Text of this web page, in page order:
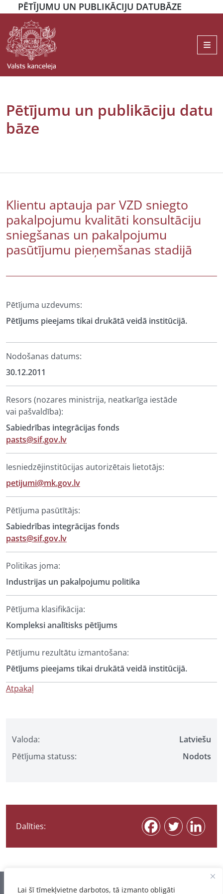
Lai šī tīmekļvietne darbotos, tā izmanto obligāti
PĒTĪJUMU UN PUBLIKĀCIJU DATUBĀZE
Pētījumu un publikāciju datu
bāze
Valoda:
Latviešu
Pētījuma statuss:
Nodots
Dalīties:
Klientu aptauja par VZD sniegto
pakalpojumu kvalitāti konsultāciju
sniegšanas un pakalpojumu
pasūtījumu pieņemšanas stadijā
Pētījuma uzdevums:
Pētījums pieejams tikai drukātā veidā institūcijā.
Nodošanas datums:
30.12.2011
Resors (nozares ministrija, neatkarīga iestāde
vai pašvaldība):
Sabiedrības integrācijas fonds
pasts@sif.gov.lv
Iesniedzējinstitūcijas autorizētais lietotājs:
petijumi@mk.gov.lv
Pētījuma pasūtītājs:
Sabiedrības integrācijas fonds
pasts@sif.gov.lv
Politikas joma:
Industrijas un pakalpojumu politika
Pētījuma klasifikācija:
Kompleksi analītisks pētījums
Pētījumu rezultātu izmantošana:
Pētījums pieejams tikai drukātā veidā institūcijā.
Atpakaļ
Informācija pēdējo reizi atjaunota 07.08.2026